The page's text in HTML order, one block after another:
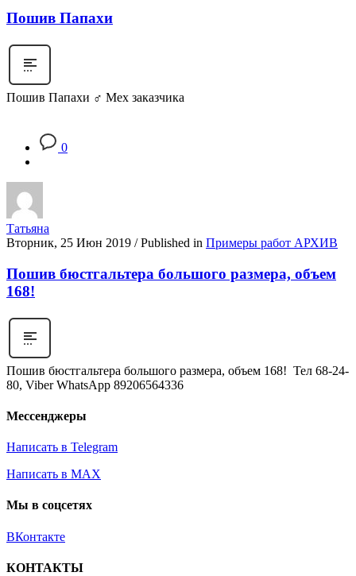
Пошив Папахи
Пошив Папахи ‍♂ Мех заказчика
0
Татьяна
Вторник, 25 Июн 2019 / Published in Примеры работ АРХИВ
Пошив бюстгальтера большого размера, объем
168!
Пошив бюстгальтера большого размера, объем 168! Тел 68-24-
80, Viber WhatsApp 89206564336
Мессенджеры
Написать в Telegram
Написать в MAX
Мы в соцсетях
ВКонтакте
КОНТАКТЫ